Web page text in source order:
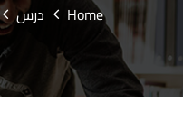
Home درس